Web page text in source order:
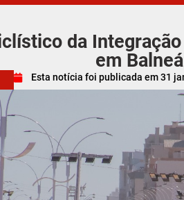
da
em
Esta notícia foi publicada em 31